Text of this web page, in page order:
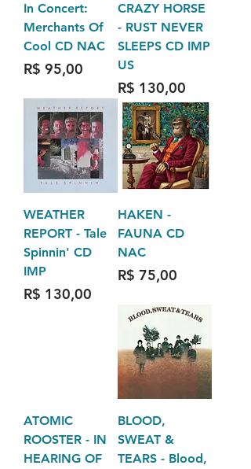
In Concert:
Merchants Of
Cool CD NAC
Preço
R$ 95,00
CRAZY HORSE
- RUST NEVER
SLEEPS CD IMP
US
Preço
R$ 130,00
WEATHER
REPORT - Tale
Spinnin' CD
IMP
Preço
R$ 130,00
HAKEN -
FAUNA CD
NAC
Preço
R$ 75,00
ATOMIC
ROOSTER - IN
HEARING OF
BLOOD,
SWEAT &
TEARS - Blood,